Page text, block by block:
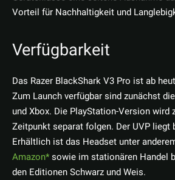
Vorteil für Nachhaltigkeit und
Verfügbarkeit
Das Razer BlackShark V3 Pro ist ab
Zum Launch verfügbar sind zunächst
und Xbox. Die PlayStation-Version wird
Zeitpunkt separat folgen. Der UVP liegt
Erhältlich ist das Headset unter
Amazon sowie im stationären Handel
den Editionen Schwarz und Weis.